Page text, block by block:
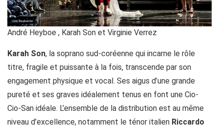
André Heyboe , Karah Son et Virginie Verrez
Karah Son, la soprano sud-coréenne qui incarne le rôle
titre, fragile et puissante à la fois, transcende par son
engagement physique et vocal. Ses aigus d’une grande
pureté et ses graves idéalement tenus en font une Cio-
Cio-San idéale. L’ensemble de la distribution est au même
niveau d’excellence, notamment le ténor italien Riccardo